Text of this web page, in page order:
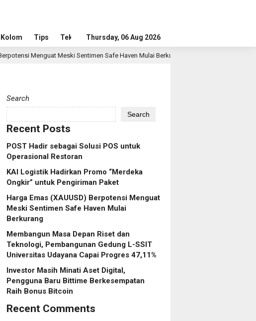
Kolom Tips Tekno Thursday, 06 Aug 2026
Sentimen Safe Haven Mulai Berkurang 1 hour ago
Search
Search
Recent Posts
POST Hadir sebagai Solusi POS untuk
Operasional Restoran
KAI Logistik Hadirkan Promo “Merdeka
Ongkir” untuk Pengiriman Paket
Harga Emas (XAUUSD) Berpotensi Menguat
Meski Sentimen Safe Haven Mulai
Berkurang
Membangun Masa Depan Riset dan
Teknologi, Pembangunan Gedung L-SSIT
Universitas Udayana Capai Progres 47,11%
Investor Masih Minati Aset Digital,
Pengguna Baru Bittime Berkesempatan
Raih Bonus Bitcoin
Recent Comments